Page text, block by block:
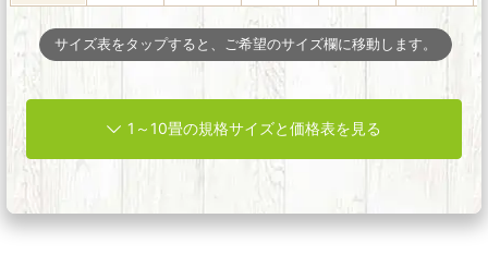
サイズ表をタップすると、ご希望のサイズ欄に移動します。
1～10畳の規格サイズと価格表を見る